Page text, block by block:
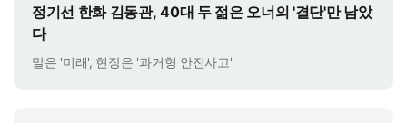
정기선 한화 김동관, 40대 두 젊은 오너의 '결단'만 남았
다
말은 '미래', 현장은 '과거형 안전사고'